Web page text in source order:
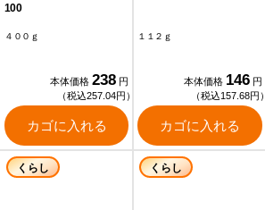
100
４００ｇ
本体価格 238 円
（税込257.04円）
カゴに入れる
１１２ｇ
本体価格 146 円
（税込157.68円）
カゴに入れる
くらし くらし